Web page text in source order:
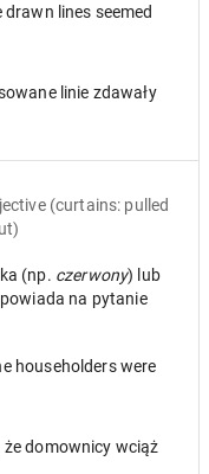
lines seemed
linie zdawały
(curtains: pulled
(np. czerwony) lub
na pytanie
householders were
że domownicy wciąż